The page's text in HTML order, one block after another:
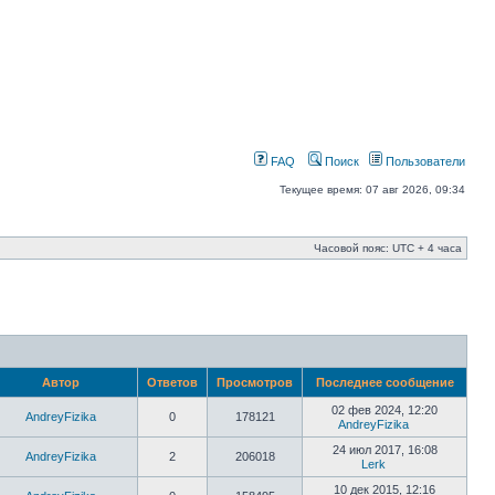
FAQ Поиск Пользователи
Текущее время: 07 авг 2026, 09:34
Часовой пояс: UTC + 4 часа
Автор Ответов Просмотров Последнее сообщение
AndreyFizika 0 178121
02 фев 2024, 12:20
AndreyFizika
AndreyFizika 2 206018
24 июл 2017, 16:08
Lerk
10 дек 2015, 12:16